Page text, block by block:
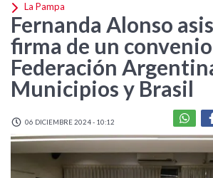
La Pampa
Fernanda Alonso
firma de un
Federación
Municipios y Brasil
06 DICIEMBRE 2024 - 10:12